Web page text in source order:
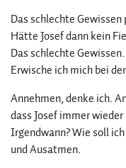
Das schlechte
Hätte Josef dann kein
Das schlechte
Erwische ich mich bei
Annehmen, denke ich.
dass Josef immer
Irgendwann? Wie soll
und Ausatmen.